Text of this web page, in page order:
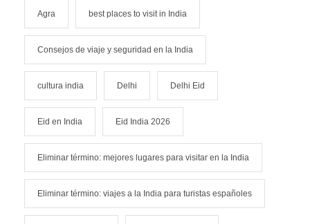
Agra best places to visit in India
Consejos de viaje y seguridad en la India
cultura india Delhi Delhi Eid
Eid en India Eid India 2026
Eliminar término: mejores lugares para visitar en la India
Eliminar término: viajes a la India para turistas españoles